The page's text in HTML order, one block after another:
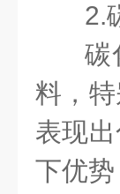
2.
碳
料，
表现
下优势